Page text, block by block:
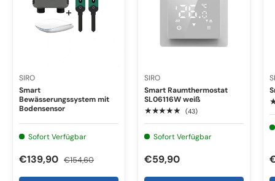
SIRO
Smart
Bewässerungssystem mit
Bodensensor
Sofort Verfügbar
€139,90 €154,60
SIRO
Smart Raumthermostat
SL06116W weiß
★★★★★ (43)
Sofort Verfügbar
€59,90